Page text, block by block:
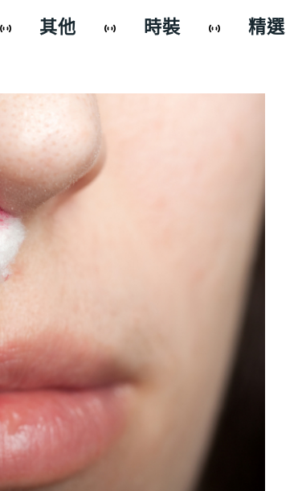
其他 時裝
精選